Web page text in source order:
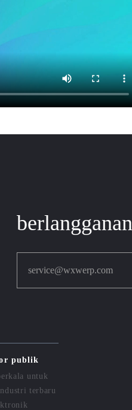
berlangganan
service@wxwerp.com
publik
untuk
terbaru